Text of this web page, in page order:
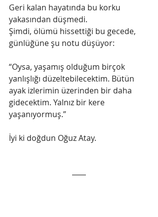
Geri kalan hayatında bu korku
yakasından düşmedi.
Şimdi, ölümü hissettiği bu gecede,
günlüğüne şu notu düşüyor:
“Oysa, yaşamış olduğum birçok
yanlışlığı düzeltebilecektim. Bütün
ayak izlerimin üzerinden bir daha
gidecektim. Yalnız bir kere
yaşanıyormuş.”
İyi ki doğdun Oğuz Atay.